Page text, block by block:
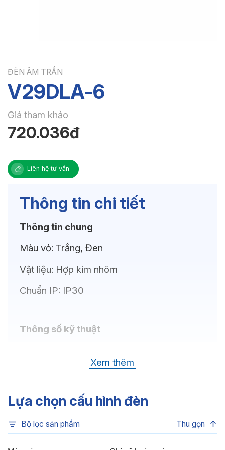
ĐÈN ÂM TRẦN
V29DLA-6
Giá tham khảo
720.036đ
Liên hệ tư vấn
Thông tin chi tiết
Thông tin chung
Màu vỏ: Trắng, Đen
Vật liệu: Hợp kim nhôm
Chuẩn IP: IP30
Thông số kỹ thuật
6500K, 4000K, 3500K,
Chỉ số hoàn màu: CRI80
Quang thông:660lm(C), 660lm(N),
Xem thêm
Lựa chọn cấu hình đèn
Bộ lọc sản phẩm Thu gọn